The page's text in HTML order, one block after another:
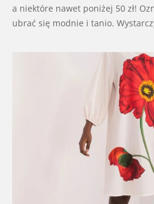
a niektóre nawet poniżej 50 zł!
ubrać się modnie i tanio.